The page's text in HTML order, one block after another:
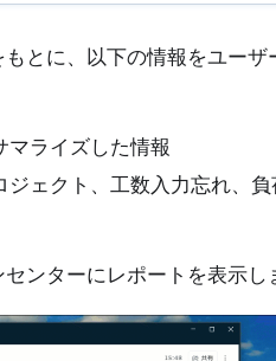
とに、以下の情報をユーザ
ライズした情報
ェクト、工数入力忘れ、
ンターにレポートを表示し